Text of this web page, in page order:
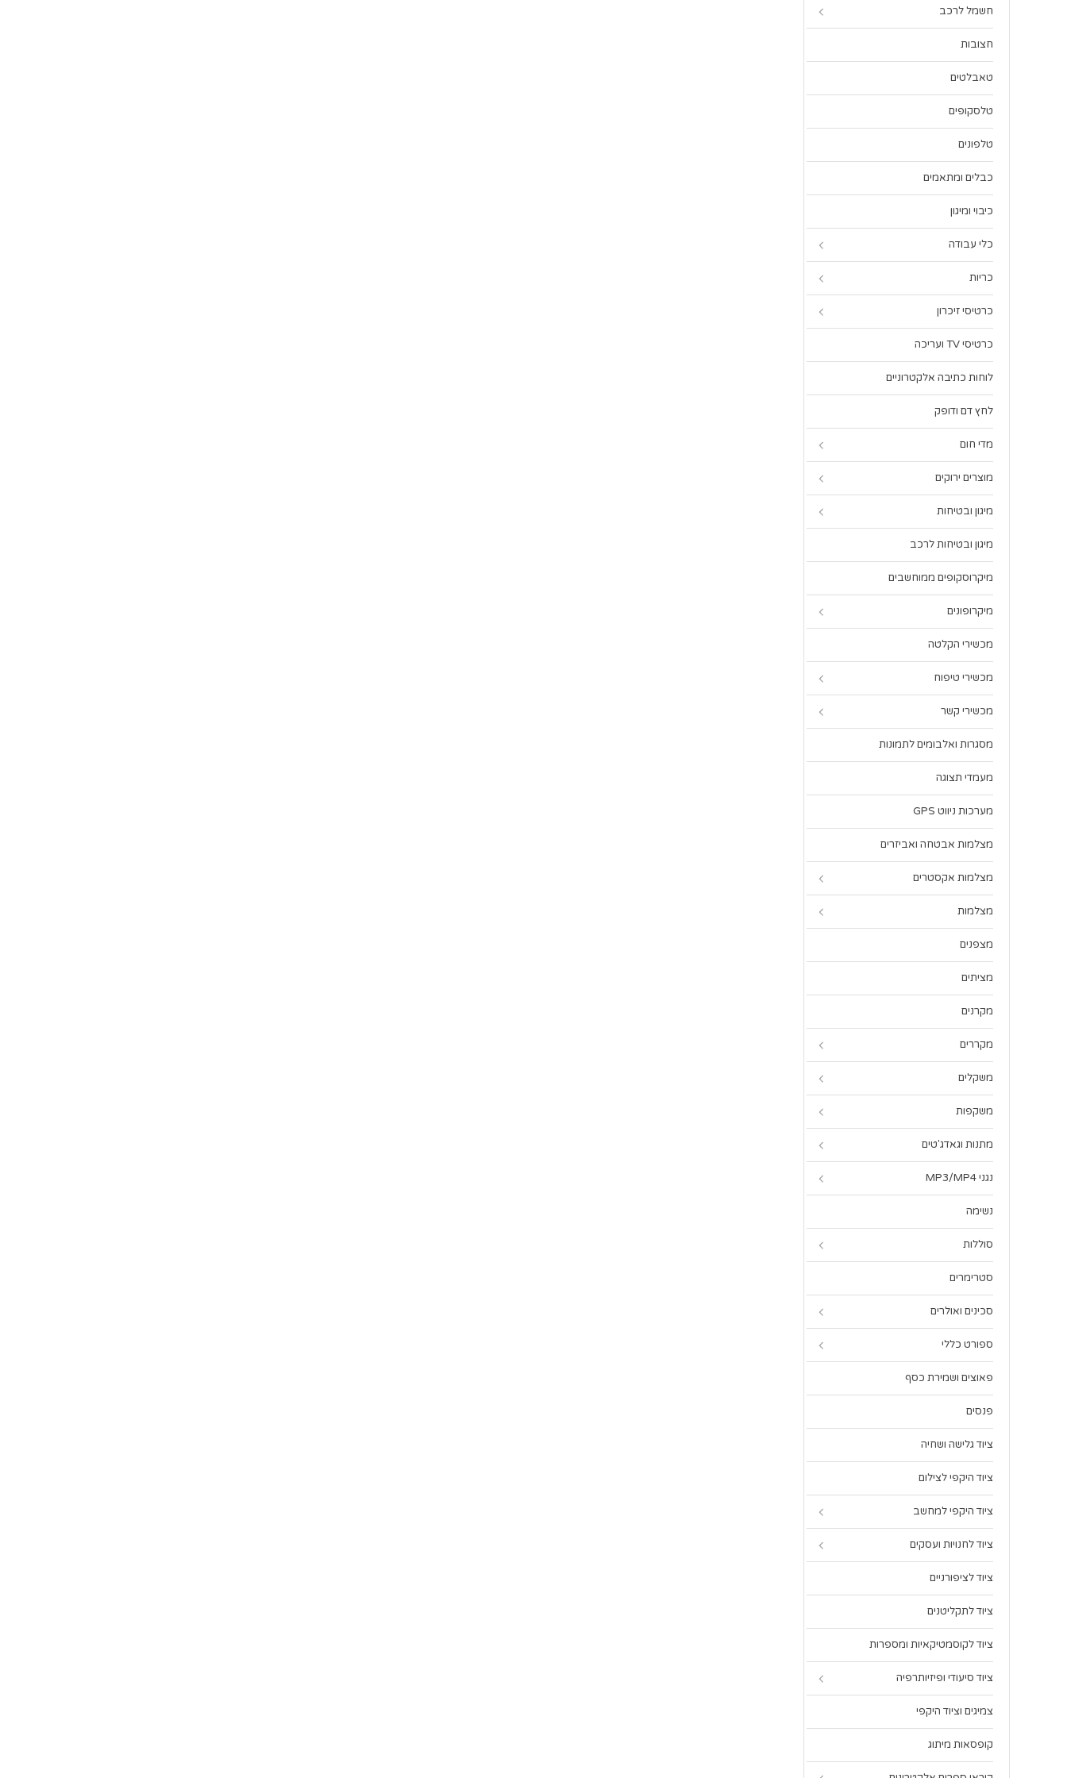
חשמל לרכב
חצובות
טאבלטים
טלסקופים
טלפונים
כבלים ומתאמים
כיבוי ומיגון
כלי עבודה
כריות
כרטיסי זיכרון
כרטיסי TV ועריכה
לוחות כתיבה אלקטרוניים
לחץ דם ודופק
מדי חום
מוצרים ירוקים
מיגון ובטיחות
מיגון ובטיחות לרכב
מיקרוסקופים ממוחשבים
מיקרופונים
מכשירי הקלטה
מכשירי טיפוח
מכשירי קשר
מסגרות ואלבומים לתמונות
מעמדי תצוגה
מערכות ניווט GPS
מצלמות אבטחה ואביזרים
מצלמות אקסטרים
מצלמות
מצפנים
מציתים
מקרנים
מקררים
משקלים
משקפות
מתנות וגאדג'טים
נגני MP3/MP4
נשימה
סוללות
סטרימרים
סכינים ואולרים
ספורט כללי
פאוצים ושמירת כסף
פנסים
ציוד גלישה ושחיה
ציוד היקפי לצילום
ציוד היקפי למחשב
ציוד לחנויות ועסקים
ציוד לציפורניים
ציוד לתקליטנים
ציוד לקוסמטיקאיות ומספרות
ציוד סיעודי ופיזיותרפיה
צמיגים וציוד היקפי
קופסאות מיתוג